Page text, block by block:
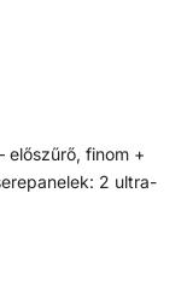
előszűrő, finom +
2 ultra-